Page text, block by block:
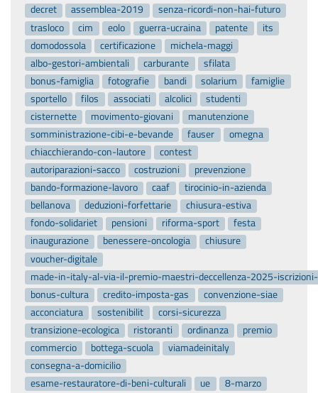
decret
assemblea-2019
senza-ricordi-non-hai-futuro
trasloco
cim eolo guerra-ucraina patente
its
domodossola
certificazione
michela-maggi
albo-gestori-ambientali
carburante
sfilata
bonus-famiglia
fotografie bandi solarium
famiglie
sportello
filos associati alcolici
studenti
cisternette
movimento-giovani
manutenzione
somministrazione-cibi-e-bevande
fauser
omegna
chiacchierando-con-lautore
contest
autoriparazioni-sacco
costruzioni
prevenzione
bando-formazione-lavoro
caaf
tirocinio-in-azienda
bellanova
deduzioni-forfettarie
chiusura-estiva
fondo-solidariet
pensioni riforma-sport
festa
inaugurazione
benessere-oncologia
chiusure
voucher-digitale
made-in-italy-al-via-il-premio-maestri-deccellenza-2025-
bonus-cultura
credito-imposta-gas
convenzione-siae
acconciatura
sostenibilit
corsi-sicurezza
transizione-ecologica
ristoranti ordinanza
premio
commercio
bottega-scuola
viamadeinitaly
consegna-a-domicilio
esame-restauratore-di-beni-culturali
ue
8-marzo